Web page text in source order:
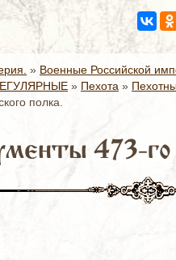
» Военные Российской
» Пехота »
полка.
473-го